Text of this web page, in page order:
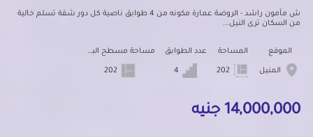
ش مأمون راشد - الروضة عمارة مكونه من 4 طوابق ناصية كل دور شقة تسلم خالية
من السكان ترى النيل...
الموقع
المنيل
المساحة عدد الطوابق مساحة مسطح البناء
14,000,000 جنيه